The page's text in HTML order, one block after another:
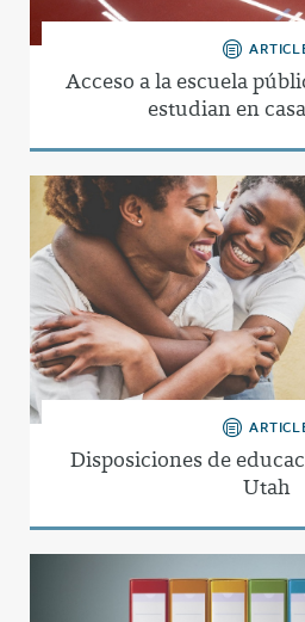
Acceso a la escuela
estudian en
Disposiciones de
Utah